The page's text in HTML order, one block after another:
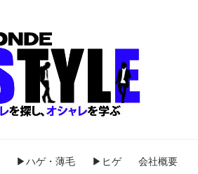
▶ハゲ・薄毛 ▶ヒゲ 会社概要